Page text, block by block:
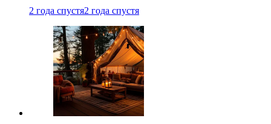
2 года спустя2 года спустя